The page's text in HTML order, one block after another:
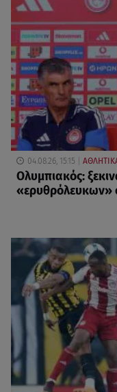
04.08.26, 15:15
Ολυμπιακός:
«ερυθρόλευκων»